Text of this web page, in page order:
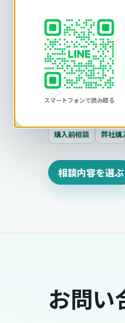
スマートフォンで読み取る
お問
購入前の相談と
カー公式ページ
入品はメーカー窓
購入前相談 弊社購
相談内容を選ぶ
お問い